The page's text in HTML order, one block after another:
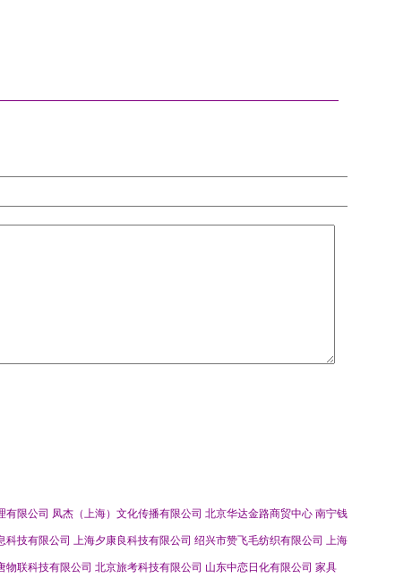
有限公司 凤杰（上海）文化传播有限公司 北京华达金路商贸中心 南宁钱
科技有限公司 上海夕康良科技有限公司 绍兴市赞飞毛纺织有限公司 上海
物联科技有限公司 北京旅考科技有限公司 山东中恋日化有限公司 家具